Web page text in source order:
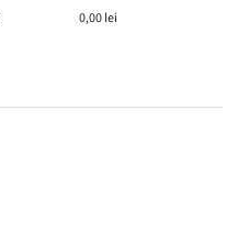
0,00 lei